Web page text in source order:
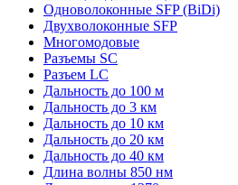
Одноволоконные SFP (BiDi)
Двухволоконные SFP
Многомодовые
Разъемы SC
Разъем LC
Дальность до 100 м
Дальность до 3 км
Дальность до 10 км
Дальность до 20 км
Дальность до 40 км
Длина волны 850 нм